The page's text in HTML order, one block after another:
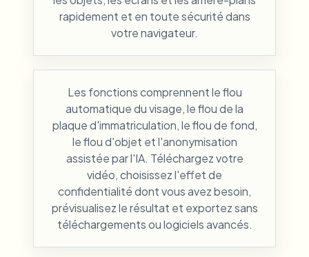
rapidement et en toute sécurité dans
votre navigateur.
Les fonctions comprennent le flou
automatique du visage, le flou de la
plaque d'immatriculation, le flou de fond,
le flou d'objet et l'anonymisation
assistée par l'IA. Téléchargez votre
vidéo, choisissez l'effet de
confidentialité dont vous avez besoin,
prévisualisez le résultat et exportez sans
téléchargements ou logiciels avancés.